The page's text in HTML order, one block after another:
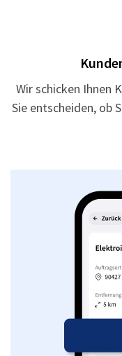
Wir schicken Ihnen
Sie entscheiden, ob